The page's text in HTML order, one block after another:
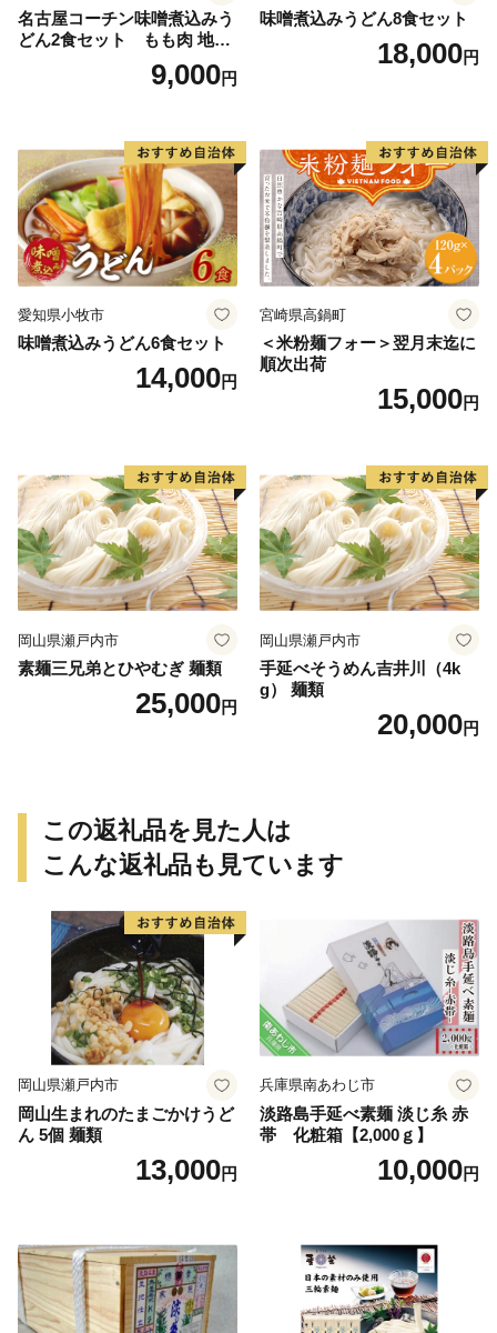
名古屋コーチン味噌煮込みう
どん2食セット もも肉 地鶏
9,000円
味噌煮込みうどん8食セット
18,000円
愛知県小牧市
味噌煮込みうどん6食セット
14,000円
宮崎県高鍋町
＜米粉麺フォー＞翌月末迄に
順次出荷
15,000円
岡山県瀬戸内市
素麺三兄弟とひやむぎ 麺類
25,000円
岡山県瀬戸内市
手延べそうめん吉井川（4k
g） 麺類
20,000円
この返礼品を見た人は
こんな返礼品も見ています
岡山県瀬戸内市
岡山生まれのたまごかけうど
ん 5個 麺類
13,000円
兵庫県南あわじ市
淡路島手延べ素麺 淡じ糸 赤
帯 化粧箱【2,000ｇ】
10,000円